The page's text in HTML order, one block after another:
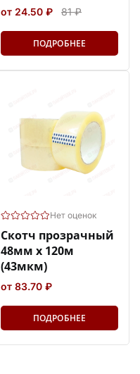
от 24.50 ₽ 81 ₽
ПОДРОБНЕЕ
Нет оценок
Скотч прозрачный
48мм х 120м
(43мкм)
от 83.70 ₽
ПОДРОБНЕЕ